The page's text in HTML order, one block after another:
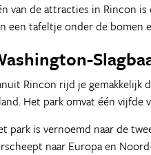
van de attracties in Rincon is
een tafeltje onder de bomen
Rincon rijd je gemakkelijk
Het park omvat één vijfde
park is vernoemd naar de
naar Europa en